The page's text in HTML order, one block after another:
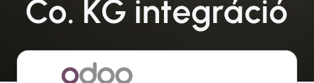
Co. KG integráció